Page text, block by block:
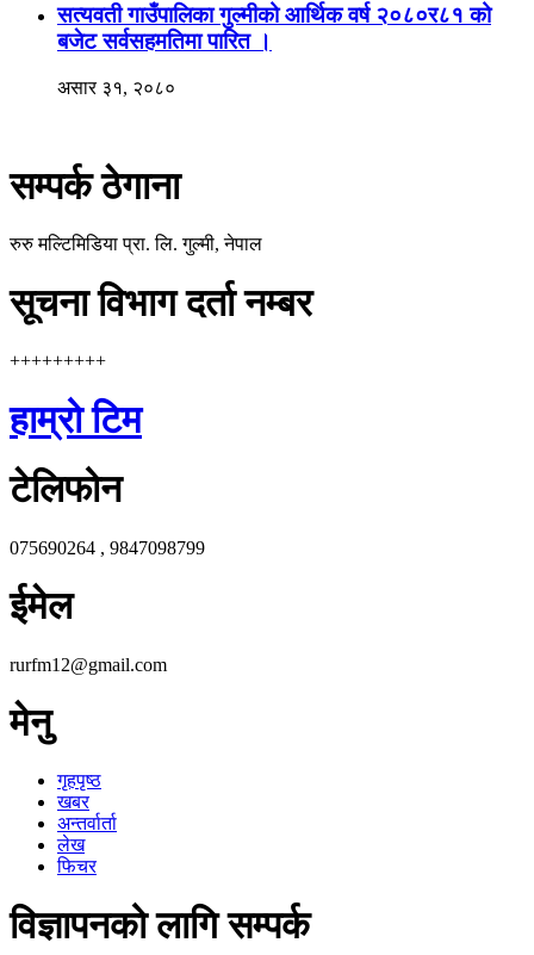
सत्यवती गाउँपालिका गुल्मीको आर्थिक वर्ष २०८०र८१ को
बजेट सर्वसहमतिमा पारित ।
असार ३१, २०८०
सम्पर्क ठेगाना
रुरु मल्टिमिडिया प्रा. लि. गुल्मी, नेपाल
सूचना विभाग दर्ता नम्बर
+++++++++
हाम्रो टिम
टेलिफोन
075690264 , 9847098799
ईमेल
rurfm12@gmail.com
मेनु
गृहपृष्ठ
खबर
अन्तर्वार्ता
लेख
फिचर
विज्ञापनको लागि सम्पर्क